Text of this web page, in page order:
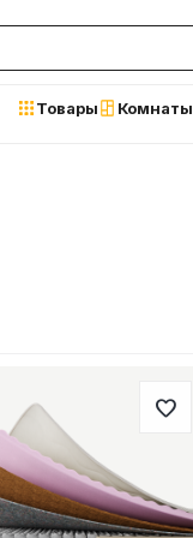
Товары Комнаты